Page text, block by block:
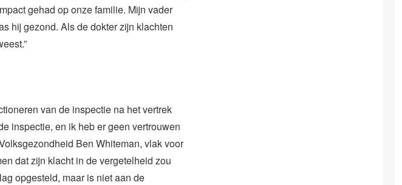
gehad op onze familie. Mijn vader
hij gezond. Als de dokter zijn klachten
van de inspectie na het vertrek
inspectie, en ik heb er geen vertrouwen
Ben Whiteman, vlak voor
dat zijn klacht in de vergetelheid zou
opgesteld, maar is niet aan de